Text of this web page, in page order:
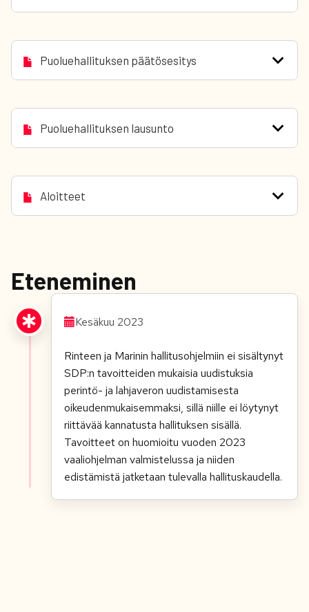
Puoluehallituksen päätösesitys
Puoluehallituksen lausunto
Aloitteet
Eteneminen
Kesäkuu 2023
Rinteen ja Marinin hallitusohjelmiin ei sisältynyt
SDP:n tavoitteiden mukaisia uudistuksia
perintö- ja lahjaveron uudistamisesta
oikeudenmukaisemmaksi, sillä niille ei löytynyt
riittävää kannatusta hallituksen sisällä.
Tavoitteet on huomioitu vuoden 2023
vaaliohjelman valmistelussa ja niiden
edistämistä jatketaan tulevalla hallituskaudella.